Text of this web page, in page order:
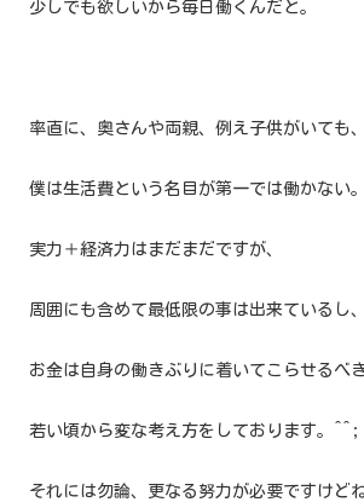
少しでも欲しいから毎日働くんだと。
率直に、奥さんや両親、例え子供がいても、
僕は生活費という名目が第一では働かない。
実力＋経済力はまだまだですが、
周囲にも含めて最低限の事は出来ているし
お金は自身の働きぶりに着いてこらせるべき
若い頃から変な考え方をしております。^^;
それには勿論、更なる努力が必要ですけどね